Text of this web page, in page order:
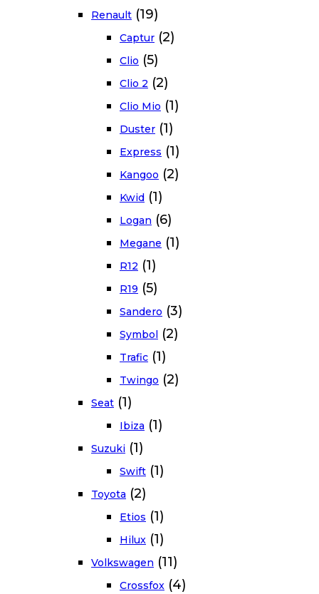
Renault (19)
Captur (2)
Clio (5)
Clio 2 (2)
Clio Mio (1)
Duster (1)
Express (1)
Kangoo (2)
Kwid (1)
Logan (6)
Megane (1)
R12 (1)
R19 (5)
Sandero (3)
Symbol (2)
Trafic (1)
Twingo (2)
Seat (1)
Ibiza (1)
Suzuki (1)
Swift (1)
Toyota (2)
Etios (1)
Hilux (1)
Volkswagen (11)
Crossfox (4)